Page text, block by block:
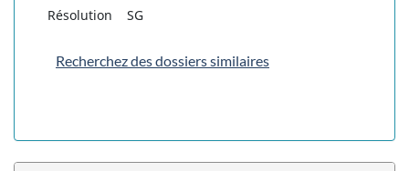
Résolution
SG
Recherchez des dossiers similaires